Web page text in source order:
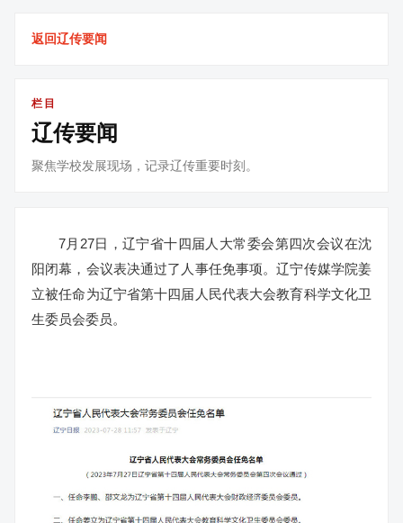
返回辽传要闻
栏目
辽传要闻
聚焦学校发展现场，记录辽传重要时刻。
7月27日，辽宁省十四届人大常委会第四次会议在沈
阳闭幕，会议表决通过了人事任免事项。辽宁传媒学院姜
立被任命为辽宁省第十四届人民代表大会教育科学文化卫
生委员会委员。